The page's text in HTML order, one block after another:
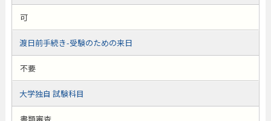
可
渡日前手続き-受験のための来日
不要
大学独自 試験科目